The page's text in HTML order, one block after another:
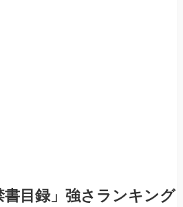
書目録」強さランキング